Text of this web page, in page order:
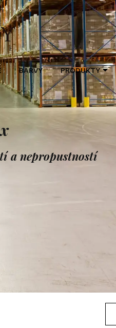
BARVY PRODUKTY
a nepropustností